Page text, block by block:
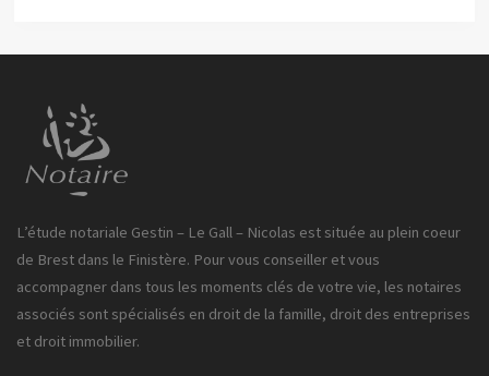
L’étude notariale Gestin – Le Gall – Nicolas est située au plein coeur
de Brest dans le Finistère. Pour vous conseiller et vous
accompagner dans tous les moments clés de votre vie, les notaires
associés sont spécialisés en droit de la famille, droit des entreprises
et droit immobilier.